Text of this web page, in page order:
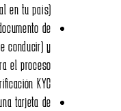
legal en tu país).
un documento de
carné de conducir) y
para el proceso
de verificación KYC.
una tarjeta de